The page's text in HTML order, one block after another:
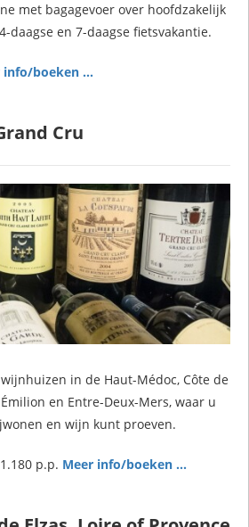
met bagagevoer over hoofdzakelijk
daagse en 7-daagse fietsvakantie.
info/boeken ...
Cru
in de Haut-Médoc, Côte de
en Entre-Deux-Mers, waar u
en wijn kunt proeven.
p.p. Meer info/boeken ...